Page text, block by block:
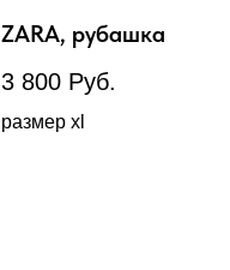
ZARA, рубашка
3 800 Руб.
размер xl